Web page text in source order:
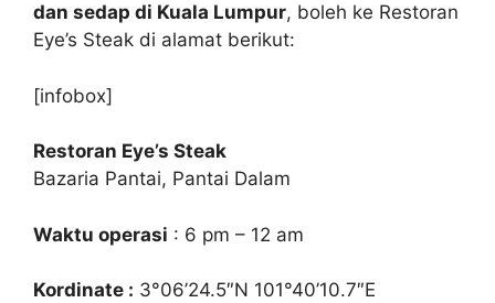
dan sedap di Kuala Lumpur, boleh ke Restoran
Eye’s Steak di alamat berikut:
[infobox]
Restoran Eye’s Steak
Bazaria Pantai, Pantai Dalam
Waktu operasi : 6 pm – 12 am
Kordinate : 3°06’24.5″N 101°40’10.7″E